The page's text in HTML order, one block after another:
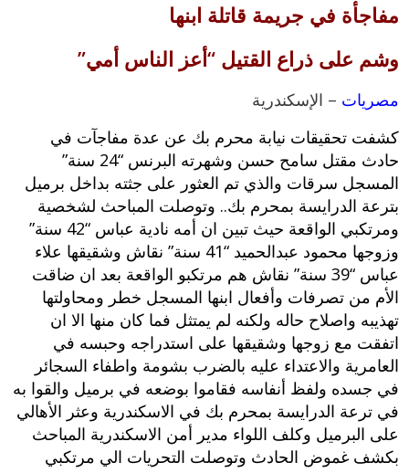
مفاجأة في جريمة قاتلة ابنها
وشم على ذراع القتيل “أعز الناس أمي”
مصريات – الإسكندرية
كشفت تحقيقات نيابة محرم بك عن عدة مفاجآت في
حادث مقتل سامح حسن وشهرته البرنس “24 سنة”
المسجل سرقات والذي تم العثور على جثته بداخل برميل
بترعة الدرايسة بمحرم بك.. وتوصلت المباحث لشخصية
ومرتكبي الواقعة حيث تبين ان أمه نادية عباس “42 سنة”
وزوجها محمود عبدالحميد “41 سنة” نقاش وشقيقها علاء
عباس “39 سنة” نقاش هم مرتكبو الواقعة بعد ان ضاقت
الأم من تصرفات وأفعال ابنها المسجل خطر ومحاولتها
تهذيبه واصلاح حاله ولكنه لم يمتثل فما كان منها الا ان
اتفقت مع زوجها وشقيقها على استدراجه وحبسه في
العامرية والاعتداء عليه بالضرب بشومة واطفاء السجائر
في جسده ولفظ أنفاسه فقاموا بوضعه في برميل والقوا به
في ترعة الدرايسة بمحرم بك في الاسكندرية وعثر الأهالي
على البرميل وكلف اللواء مدير أمن الاسكندرية المباحث
بكشف غموض الحادث وتوصلت التحريات الي مرتكبي